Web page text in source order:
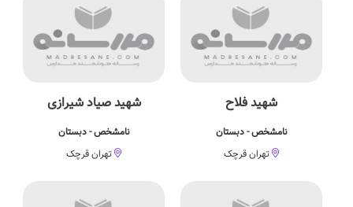
شهید فلاح
نامشخص - دبستان
تهران قرچک
شهید صیاد شیرازی
نامشخص - دبستان
تهران قرچک